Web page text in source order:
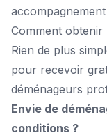
Comment obtenir
Rien de plus
pour recevoir
déménageurs
Envie de
conditions ?